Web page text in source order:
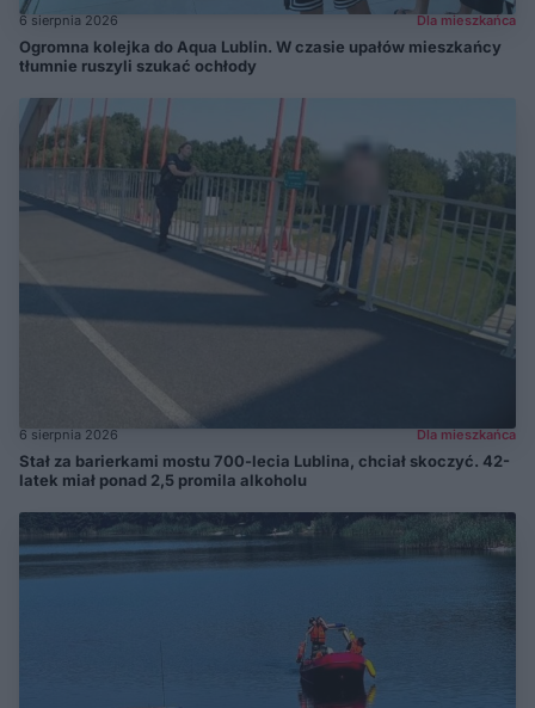
6 sierpnia 2026 Dla mieszkańca
Ogromna kolejka do Aqua Lublin. W czasie upałów mieszkańcy
tłumnie ruszyli szukać ochłody
6 sierpnia 2026 Dla mieszkańca
Stał za barierkami mostu 700-lecia Lublina, chciał skoczyć. 42-
latek miał ponad 2,5 promila alkoholu